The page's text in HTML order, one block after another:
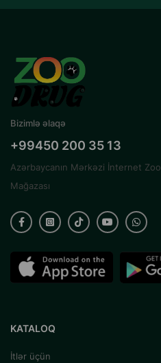
Bizimlə əlaqə
+99450 200 35 13
Azərbaycanın Mərkəzi İnternet Zoo
Mağazası
KATALOQ
İtlər üçün